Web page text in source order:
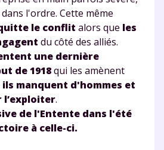
l'ordre. Cette même
le conflit alors que les
du côté des alliés.
une dernière
de 1918qui les amènent
ils manquent d'hommes et
l’exploiter.
de l'Entente dans l'été
à celle-ci.